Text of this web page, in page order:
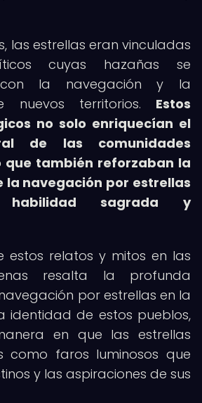
las estrellas eran vinculadas
cuyas hazañas se
con la navegación y la
nuevos territorios. Estos
no solo enriquecían el
de las comunidades
que también reforzaban la
la navegación por estrellas
sagrada y
estos relatos y mitos en las
resalta la profunda
por estrellas en la
identidad de estos pueblos,
en que las estrellas
como faros luminosos que
y las aspiraciones de sus